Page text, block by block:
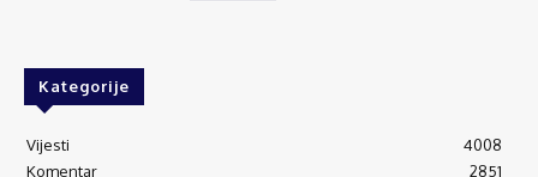
Kategorije
Vijesti
4008
Komentar
2851